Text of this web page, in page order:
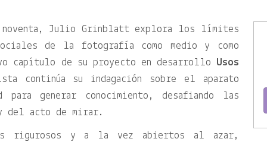
noventa, Julio Grinblatt explora los límites
de la fotografía como medio y como
capítulo de su proyecto en desarrollo Usos
continúa su indagación sobre el aparato
generar conocimiento, desafiando las
del acto de mirar.
rigurosos y a la vez abiertos al azar,